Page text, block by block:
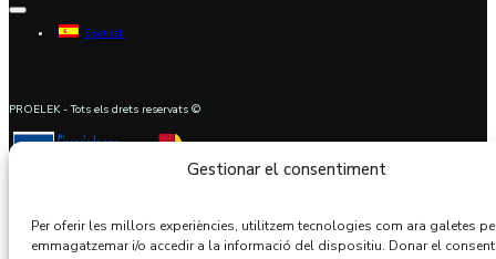
Gestionar el consentiment
Per oferir les millors experiències, utilitzem tecnologies com ara galetes
emmagatzemar i/o accedir a la informació del dispositiu. Donar el
Spanish
PROELEK - Tots els drets reservats ©